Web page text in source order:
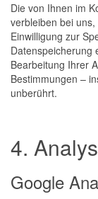
Die von Ihnen im
verbleiben bei
Einwilligung zur
Datenspeicherung
Bearbeitung Ihrer
Bestimmungen –
unberührt.
4.
Google